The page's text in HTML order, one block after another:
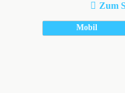
Zum
Mobil